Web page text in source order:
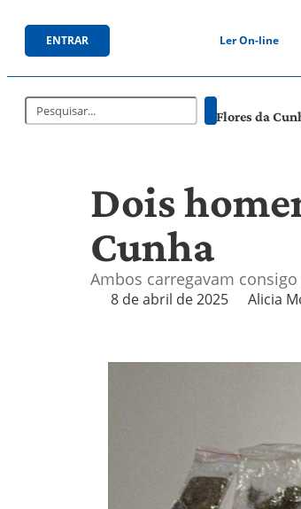
ENTRAR Ler On-line
Flores da
Dois
Cunha
Ambos carregavam
8 de abril de 2025 Alicia